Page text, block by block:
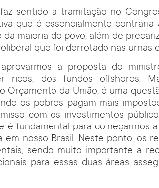
sentido a tramitação no
que é essencialmente contrária
maioria do povo, além de
que foi derrotado nas urnas
a proposta do
ricos, dos fundos offshores.
Orçamento da União, é uma
os pobres pagam mais
com os investimentos
é fundamental para começarmos
em nosso Brasil. Neste ponto, os
sendo muito importante a
para essas duas áreas